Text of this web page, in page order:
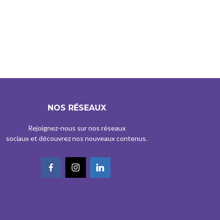
NOS RÉSEAUX
Rejoignez-nous sur nos réseaux
sociaux et découvrez nos nouveaux contenus.